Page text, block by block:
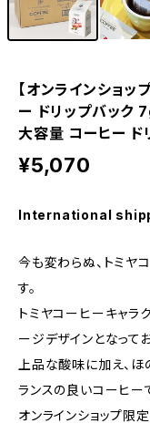
【オンラインショッ
ー ドリップバック
大容量 コーヒー ド
¥5,070
International
今も変わらぬ、トミヤ
す。
トミヤコーヒーキャラ
ージデザインとなってお
上品な酸味に加え、
ランスの良いコーヒー
オンラインショップ限